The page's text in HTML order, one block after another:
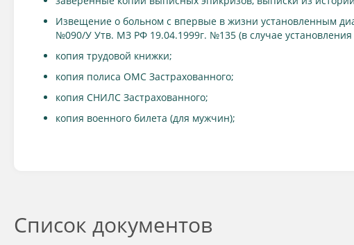
Извещение о больном с впервые в жизни установленным
№090/У Утв. МЗ РФ 19.04.1999г. №135 (в случае
копия трудовой книжки;
копия полиса ОМС Застрахованного;
копия СНИЛС Застрахованного;
копия военного билета (для мужчин);
Список документов